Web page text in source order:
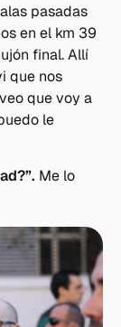
pasadas
en el km 39
final. Allí
que nos
que voy a
le
Me lo